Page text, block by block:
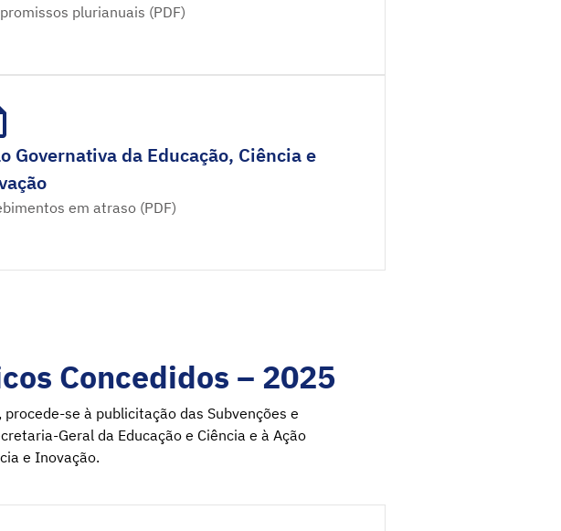
plurianuais (PDF)
Governativa da Educação, Ciência e
em atraso (PDF)
Concedidos – 2025
se à publicitação das Subvenções e
Geral da Educação e Ciência e à Ação
e Inovação.